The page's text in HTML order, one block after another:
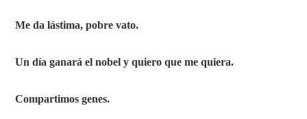
Me da lástima, pobre vato.
Un día ganará el nobel y quiero que me quiera.
Compartimos genes.